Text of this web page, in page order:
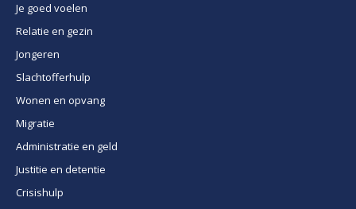
Je goed voelen
Relatie en gezin
Jongeren
Slachtofferhulp
Wonen en opvang
Migratie
Administratie en geld
Justitie en detentie
Crisishulp